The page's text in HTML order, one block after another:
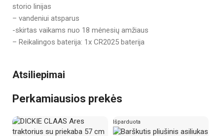
storio linijas
– vandeniui atsparus
-skirtas vaikams nuo 18 mėnesių amžiaus
– Reikalingos baterija: 1x CR2025 baterija
Atsiliepimai
Perkamiausios prekės
Išparduota